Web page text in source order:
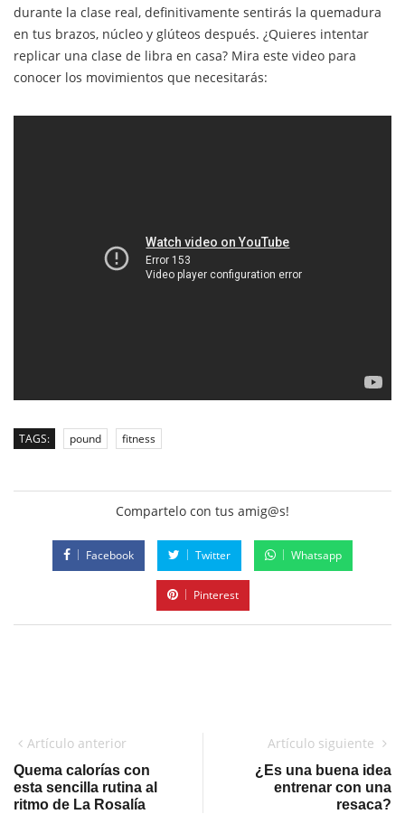
durante la clase real, definitivamente sentirás la quemadura
en tus brazos, núcleo y glúteos después. ¿Quieres intentar
replicar una clase de libra en casa? Mira este video para
conocer los movimientos que necesitarás:
TAGS: pound fitness
Compartelo con tus amig@s!
Facebook Twitter Whatsapp
Pinterest
Artículo anterior
Quema calorías con
esta sencilla rutina al
ritmo de La Rosalía
Artículo siguiente
¿Es una buena idea
entrenar con una
resaca?